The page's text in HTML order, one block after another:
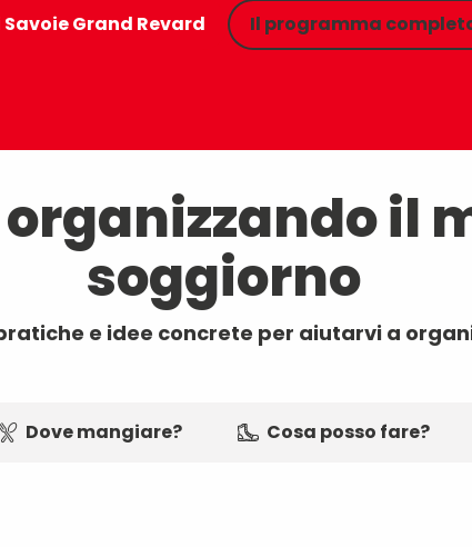
Grand Revard Il programma
organizzando il
soggiorno
e idee concrete per aiutarvi a
Dove mangiare? Cosa posso fare?